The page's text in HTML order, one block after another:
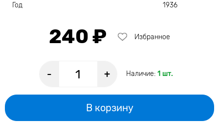
Год
1936
240 ₽ Избранное
- + Наличие: 1 шт.
В корзину